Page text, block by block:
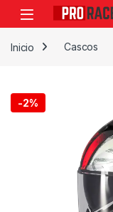
Inicio Cascos
-2%